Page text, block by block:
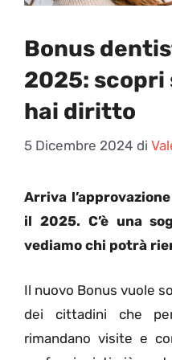
Bonus
2025: scopri
hai diritto
5 Dicembre 2024 di
Arriva
il 2025. C’è una
vediamo chi potrà
Il nuovo Bonus vuole
dei cittadini che
rimandano visite e